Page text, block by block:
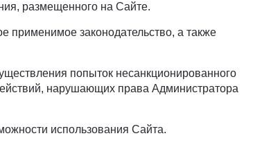
размещенного на Сайте.
применимое законодательство, а также
попыток несанкционированного
нарушающих права Администратора
использования Сайта.